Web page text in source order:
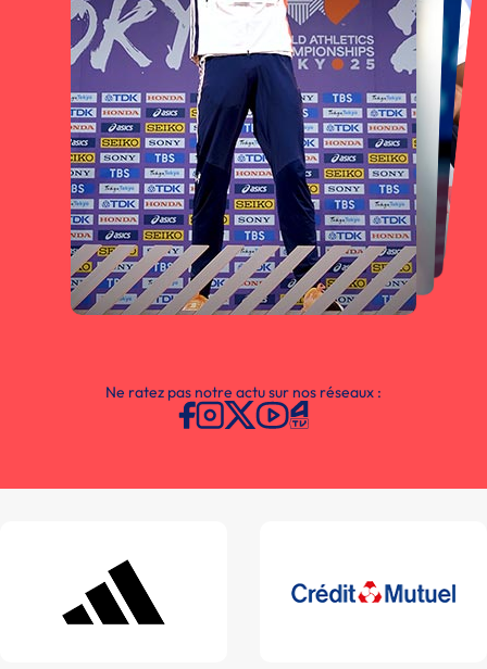
Ne ratez pas notre actu sur nos réseaux :